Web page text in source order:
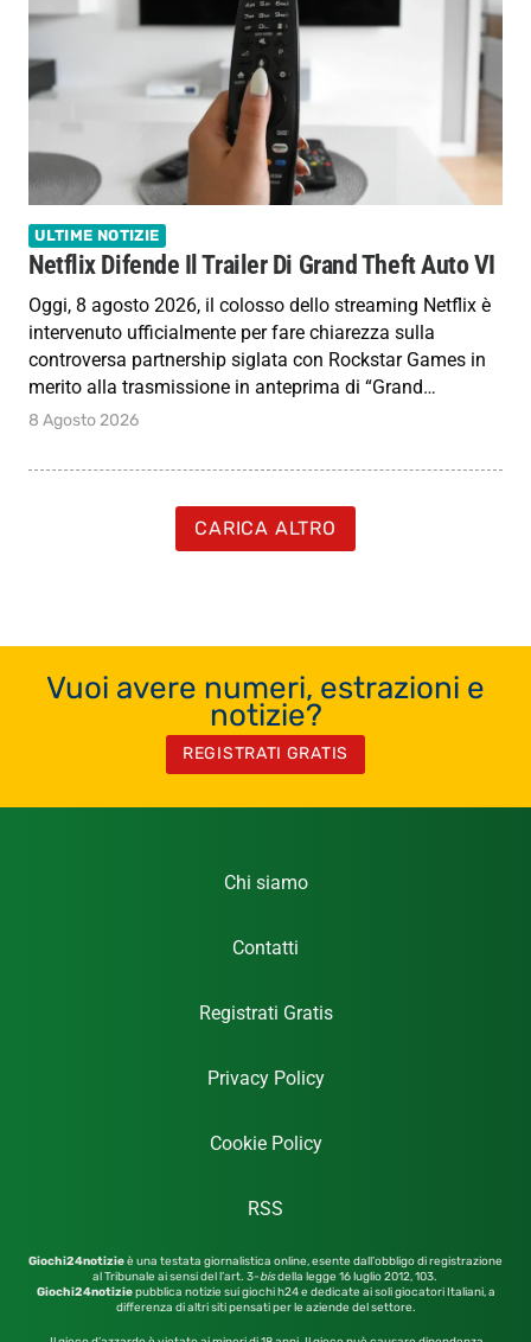
ULTIME NOTIZIE
Netflix Difende Il Trailer Di Grand Theft Auto VI
Oggi, 8 agosto 2026, il colosso dello streaming Netflix è
intervenuto ufficialmente per fare chiarezza sulla
controversa partnership siglata con Rockstar Games in
merito alla trasmissione in anteprima di “Grand…
8 Agosto 2026
CARICA ALTRO
Vuoi avere numeri, estrazioni e
notizie?
REGISTRATI GRATIS
Chi siamo
Contatti
Registrati Gratis
Privacy Policy
Cookie Policy
RSS
Giochi24notizieè una testata giornalistica online, esente dall’obbligo di registrazione
al Tribunale ai sensi del l’art. 3-bisdella legge 16 luglio 2012,103.
Giochi24notiziepubblica notizie sui giochi h24 e dedicate ai soli giocatori Italiani, a
differenza di altri siti pensati per le aziende del settore.